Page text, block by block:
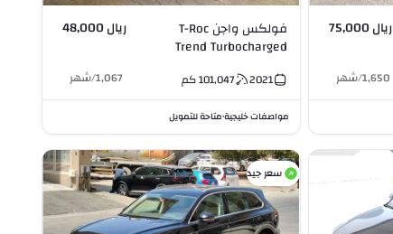
ريال 75,000
1,650
/شهر
فولكس واجن T-Roc
Trend Turbocharged
ريال 48,000
2021
101,047كم 1,067
/شهر
مواصفات خليجية•متاحة للتمويل
سعر جيد